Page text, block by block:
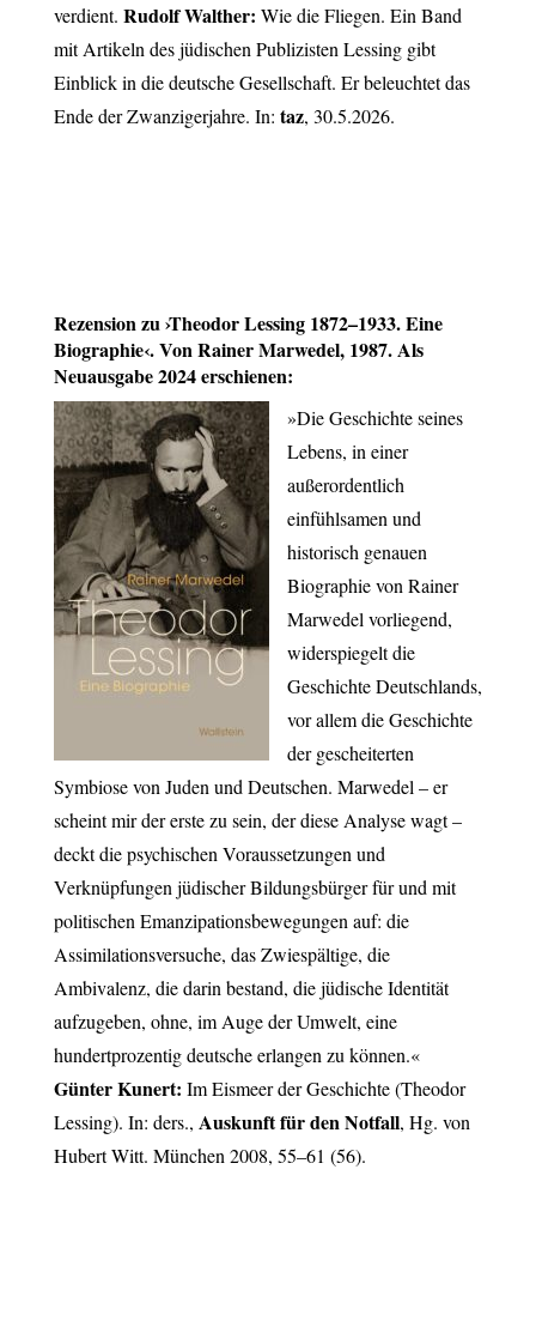
verdient. Rudolf Walther: Wie die Fliegen. Ein Band
mit Artikeln des jüdischen Publizisten Lessing gibt
Einblick in die deutsche Gesellschaft. Er beleuchtet das
Ende der Zwanzigerjahre. In: taz, 30.5.2026.
Rezension zu ›Theodor Lessing 1872–1933. Eine
Biographie‹. Von Rainer Marwedel, 1987. Als
Neuausgabe 2024 erschienen:
»Die Geschichte seines
Lebens, in einer
außerordentlich
einfühlsamen und
historisch genauen
Biographie von Rainer
Marwedel vorliegend,
widerspiegelt die
Geschichte Deutschlands,
vor allem die Geschichte
der gescheiterten
Symbiose von Juden und Deutschen. Marwedel – er
scheint mir der erste zu sein, der diese Analyse wagt –
deckt die psychischen Voraussetzungen und
Verknüpfungen jüdischer Bildungsbürger für und mit
politischen Emanzipationsbewegungen auf: die
Assimilationsversuche, das Zwiespältige, die
Ambivalenz, die darin bestand, die jüdische Identität
aufzugeben, ohne, im Auge der Umwelt, eine
hundertprozentig deutsche erlangen zu können.«
Günter Kunert: Im Eismeer der Geschichte (Theodor
Lessing). In: ders., Auskunft für den Notfall, Hg. von
Hubert Witt. München 2008, 55–61 (56).